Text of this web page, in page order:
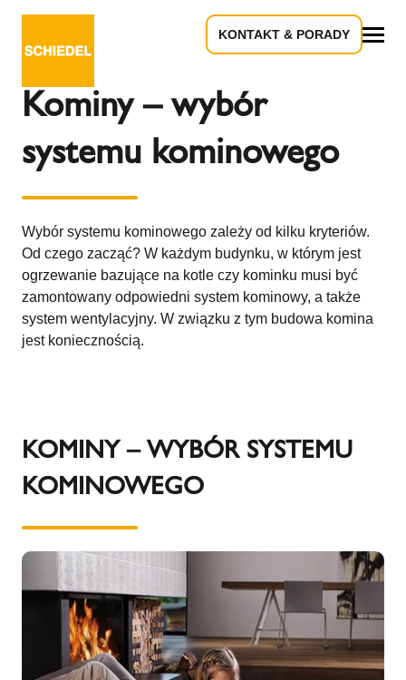
KONTAKT & PORADY
Kominy – wybór
systemu kominowego
Wybór systemu kominowego zależy od kilku kryteriów.
Od czego zacząć? W każdym budynku, w którym jest
ogrzewanie bazujące na kotle czy kominku musi być
zamontowany odpowiedni system kominowy, a także
system wentylacyjny. W związku z tym budowa komina
jest koniecznością.
KOMINY – WYBÓR SYSTEMU
KOMINOWEGO